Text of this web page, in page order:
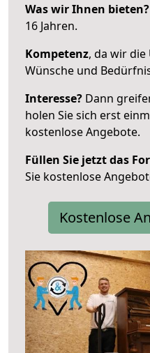
Was wir Ihnen bieten?
16 Jahren.
Kompetenz, da wir
Wünsche und
Interesse? Dann
holen Sie sich erst
kostenlose Angebote.
Füllen Sie jetzt das
Sie kostenlose
Kostenlose